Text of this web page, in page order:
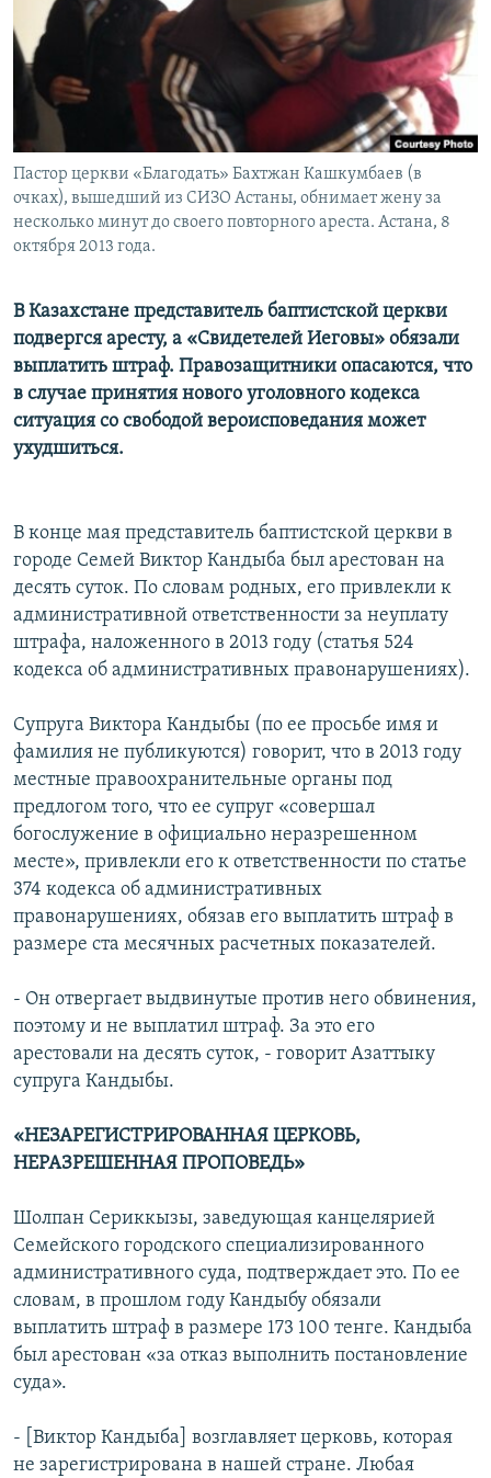
Пастор церкви «Благодать» Бахтжан Кашкумбаев (в
очках), вышедший из СИЗО Астаны, обнимает жену за
несколько минут до своего повторного ареста. Астана, 8
октября 2013 года.
В Казахстане представитель баптистской церкви
подвергся аресту, а «Свидетелей Иеговы» обязали
выплатить штраф. Правозащитники опасаются, что
в случае принятия нового уголовного кодекса
ситуация со свободой вероисповедания может
ухудшиться.
В конце мая представитель баптистской церкви в
городе Семей Виктор Кандыба был арестован на
десять суток. По словам родных, его привлекли к
административной ответственности за неуплату
штрафа, наложенного в 2013 году (статья 524
кодекса об административных правонарушениях).
Супруга Виктора Кандыбы (по ее просьбе имя и
фамилия не публикуются) говорит, что в 2013 году
местные правоохранительные органы под
предлогом того, что ее супруг «совершал
богослужение в официально неразрешенном
месте», привлекли его к ответственности по статье
374 кодекса об административных
правонарушениях, обязав его выплатить штраф в
размере ста месячных расчетных показателей.
- Он отвергает выдвинутые против него обвинения,
поэтому и не выплатил штраф. За это его
арестовали на десять суток, - говорит Азаттыку
супруга Кандыбы.
«НЕЗАРЕГИСТРИРОВАННАЯ ЦЕРКОВЬ,
НЕРАЗРЕШЕННАЯ ПРОПОВЕДЬ»
Шолпан Сериккызы, заведующая канцелярией
Семейского городского специализированного
административного суда, подтверждает это. По ее
словам, в прошлом году Кандыбу обязали
выплатить штраф в размере 173 100 тенге. Кандыба
был арестован «за отказ выполнить постановление
суда».
- [Виктор Кандыба] возглавляет церковь, которая
не зарегистрирована в нашей стране. Любая